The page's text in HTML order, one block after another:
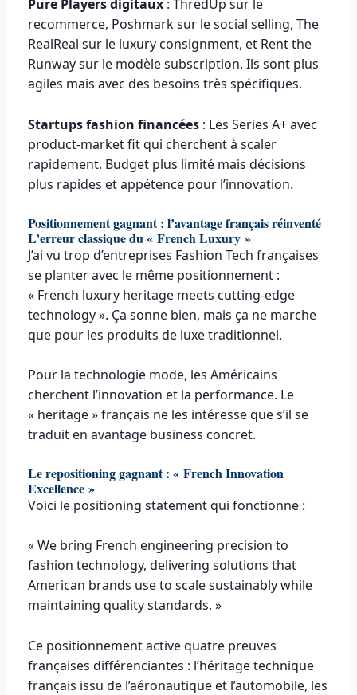
Pure Players digitaux: ThredUp sur le
recommerce, Poshmark sur le social selling, The
RealReal sur le luxury consignment, et Rent the
Runway sur le modèle subscription. Ils sont plus
agiles mais avec des besoins très spécifiques.
Startups fashion financées : Les Series A+ avec
product-market fit qui cherchent à scaler
rapidement. Budget plus limité mais décisions
plus rapides et appétence pour l’innovation.
Positionnement gagnant : l’avantage français réinventé
L’erreur classique du « French Luxury »
J’ai vu trop d’entreprises Fashion Tech françaises
se planter avec le même positionnement :
« French luxury heritage meets cutting-edge
technology ». Ça sonne bien, mais ça ne marche
que pour les produits de luxe traditionnel.
Pour la technologie mode, les Américains
cherchent l’innovation et la performance. Le
« heritage » français ne les intéresse que s’il se
traduit en avantage business concret.
Le repositioning gagnant : « French Innovation
Excellence »
Voici le positioning statement qui fonctionne :
« We bring French engineering precision to
fashion technology, delivering solutions that
American brands use to scale sustainably while
maintaining quality standards. »
Ce positionnement active quatre preuves
françaises différenciantes : l’héritage technique
français issu de l’aéronautique et l’automobile, les